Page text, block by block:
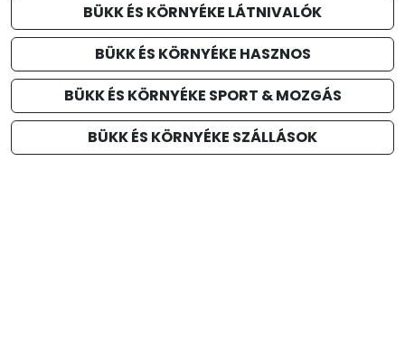
BÜKK ÉS KÖRNYÉKE LÁTNIVALÓK
BÜKK ÉS KÖRNYÉKE HASZNOS
BÜKK ÉS KÖRNYÉKE SPORT & MOZGÁS
BÜKK ÉS KÖRNYÉKE SZÁLLÁSOK